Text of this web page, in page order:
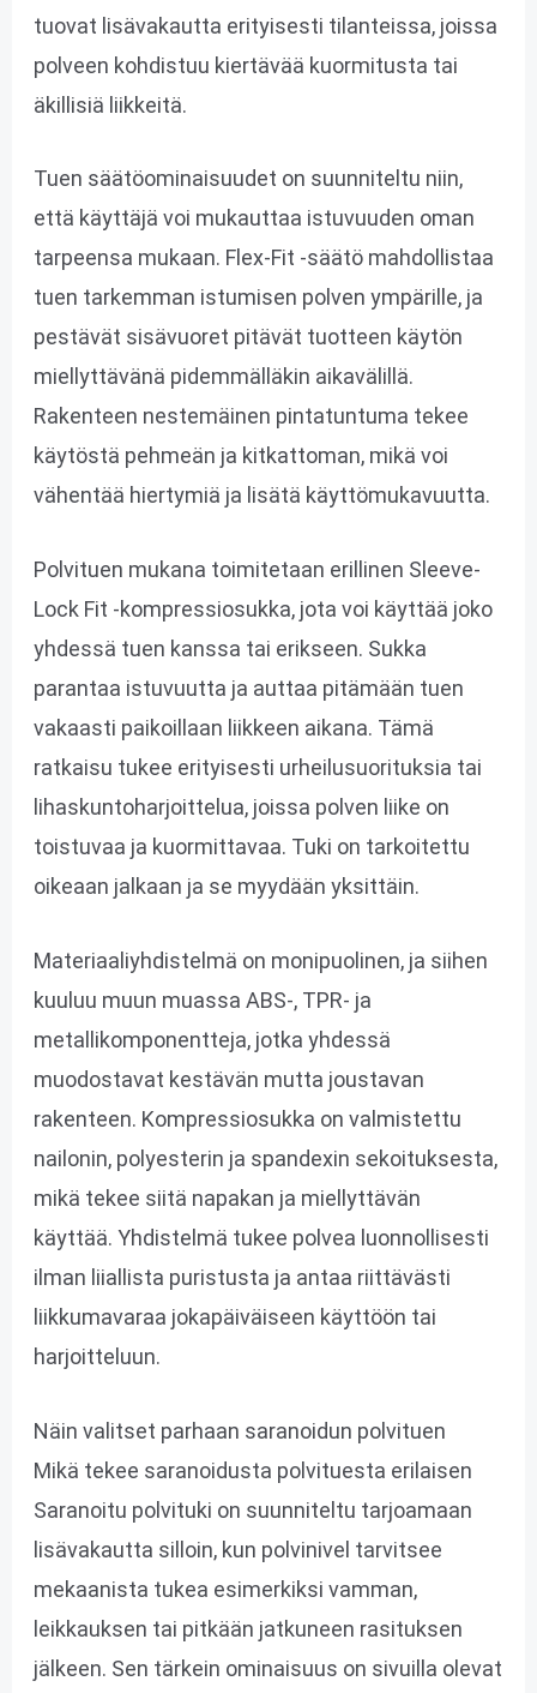
tuovat lisävakautta erityisesti tilanteissa, joissa
polveen kohdistuu kiertävää kuormitusta tai
äkillisiä liikkeitä.
Tuen säätöominaisuudet on suunniteltu niin,
että käyttäjä voi mukauttaa istuvuuden oman
tarpeensa mukaan. Flex-Fit -säätö mahdollistaa
tuen tarkemman istumisen polven ympärille, ja
pestävät sisävuoret pitävät tuotteen käytön
miellyttävänä pidemmälläkin aikavälillä.
Rakenteen nestemäinen pintatuntuma tekee
käytöstä pehmeän ja kitkattoman, mikä voi
vähentää hiertymiä ja lisätä käyttömukavuutta.
Polvituen mukana toimitetaan erillinen Sleeve-
Lock Fit -kompressiosukka, jota voi käyttää joko
yhdessä tuen kanssa tai erikseen. Sukka
parantaa istuvuutta ja auttaa pitämään tuen
vakaasti paikoillaan liikkeen aikana. Tämä
ratkaisu tukee erityisesti urheilusuorituksia tai
lihaskuntoharjoittelua, joissa polven liike on
toistuvaa ja kuormittavaa. Tuki on tarkoitettu
oikeaan jalkaan ja se myydään yksittäin.
Materiaaliyhdistelmä on monipuolinen, ja siihen
kuuluu muun muassa ABS-, TPR- ja
metallikomponentteja, jotka yhdessä
muodostavat kestävän mutta joustavan
rakenteen. Kompressiosukka on valmistettu
nailonin, polyesterin ja spandexin sekoituksesta,
mikä tekee siitä napakan ja miellyttävän
käyttää. Yhdistelmä tukee polvea luonnollisesti
ilman liiallista puristusta ja antaa riittävästi
liikkumavaraa jokapäiväiseen käyttöön tai
harjoitteluun.
Näin valitset parhaan saranoidun polvituen
Mikä tekee saranoidusta polvituesta erilaisen
Saranoitu polvituki on suunniteltu tarjoamaan
lisävakautta silloin, kun polvinivel tarvitsee
mekaanista tukea esimerkiksi vamman,
leikkauksen tai pitkään jatkuneen rasituksen
jälkeen. Sen tärkein ominaisuus on sivuilla olevat